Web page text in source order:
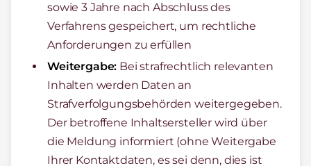
sowie 3 Jahre nach Abschluss des
Verfahrens gespeichert, um rechtliche
Anforderungen zu erfüllen
Weitergabe: Bei strafrechtlich relevanten
Inhalten werden Daten an
Strafverfolgungsbehörden weitergegeben.
Der betroffene Inhaltsersteller wird über
die Meldung informiert (ohne Weitergabe
Ihrer Kontaktdaten, es sei denn, dies ist